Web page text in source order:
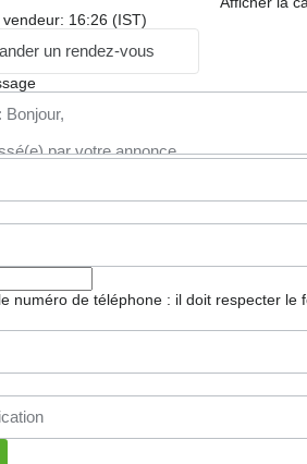
16:26 (IST)
un rendez-vous
numéro de téléphone : il doit respecter le